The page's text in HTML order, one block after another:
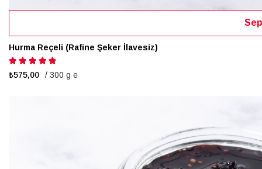
Hurma Reçeli (Rafine Şeker İlavesiz)
Puanlama:
₺575,00 / 300 g e